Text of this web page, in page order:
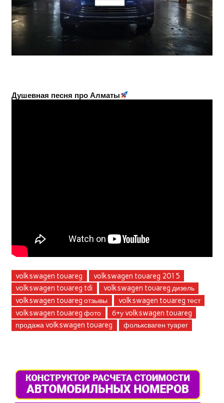
Душевная песня про Алматы
volkswagen touareg
volkswagen touareg 2015
volkswagen touareg tdi
volkswagen touareg дизель
volkswagen touareg отзывы
volkswagen touareg тест
volkswagen touareg фото
б+у volkswagen touareg
продажа volkswagen touareg
фольксваген туарег